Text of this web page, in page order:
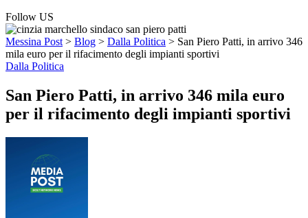
Follow US
Messina Post > Blog > Dalla Politica > San Piero Patti, in arrivo 346
mila euro per il rifacimento degli impianti sportivi
Dalla Politica
San Piero Patti, in arrivo 346 mila euro
per il rifacimento degli impianti sportivi